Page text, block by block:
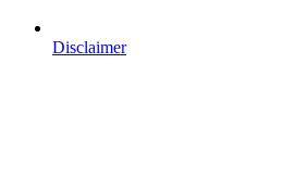
Disclaimer